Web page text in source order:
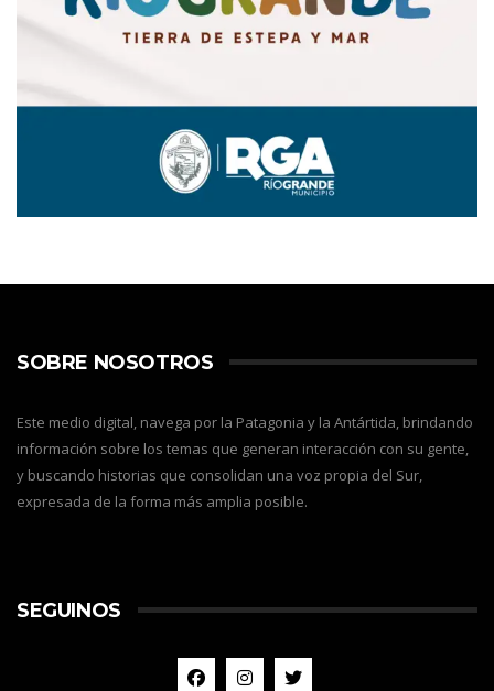
SOBRE NOSOTROS
Este medio digital, navega por la Patagonia y la Antártida, brindando
información sobre los temas que generan interacción con su gente,
y buscando historias que consolidan una voz propia del Sur,
expresada de la forma más amplia posible.
SEGUINOS